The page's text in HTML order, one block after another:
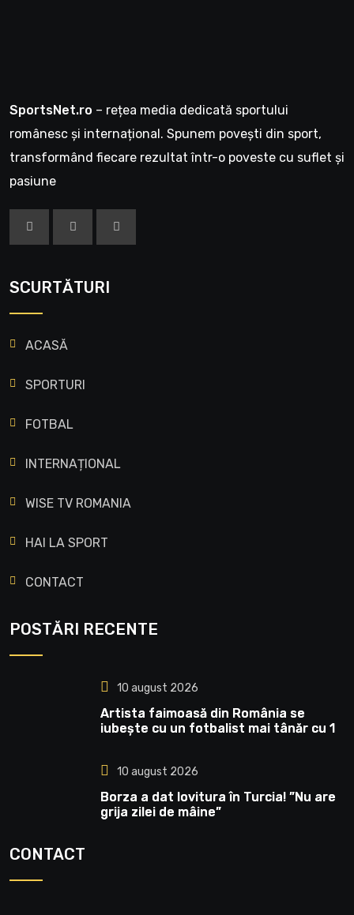
SportsNet.ro – rețea media dedicată sportului
românesc și internațional. Spunem povești din sport,
transformând fiecare rezultat într-o poveste cu suflet și
pasiune
SCURTĂTURI
ACASĂ
SPORTURI
FOTBAL
INTERNAȚIONAL
WISE TV ROMANIA
HAI LA SPORT
CONTACT
POSTĂRI RECENTE
10 august 2026
Artista faimoasă din România se
iubește cu un fotbalist mai tânăr cu 13
10 august 2026
Borza a dat lovitura în Turcia! ”Nu are
grija zilei de mâine”
CONTACT